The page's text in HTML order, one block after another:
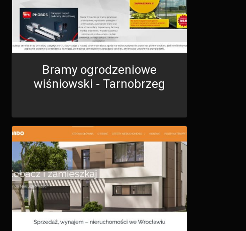
Bramy ogrodzeniowe
wiśniowski - Tarnobrzeg